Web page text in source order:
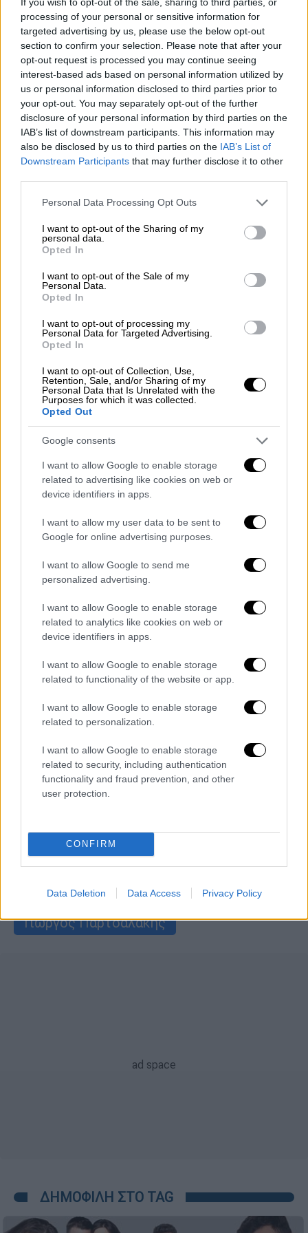
processing of your personal or sensitive information for
targeted advertising by us, please use the below opt-out
section to confirm your selection. Please note that after your
opt-out request is processed you may continue seeing
interest-based ads based on personal information utilized by
us or personal information disclosed to third parties prior to
your opt-out. You may separately opt-out of the further
disclosure of your personal information by third parties on the
IAB’s list of downstream participants. This information may
also be disclosed by us to third parties on the IAB’s List of
Downstream Participants that may further disclose it to other
Please note that this website/app uses one or more Google
not limited to your visit or usage behaviour. You may click to
grant or deny consent to Google and its third-party tags to
use your data for below specified purposes in below Google
consent section.
Personal Data Processing Opt Outs
I want to opt-out of the Sharing of my
personal data.
Opted In
I want to opt-out of the Sale of my
Personal Data.
Opted In
I want to opt-out of processing my
Personal Data for Targeted Advertising.
Opted In
I want to opt-out of Collection, Use,
Retention, Sale, and/or Sharing of my
Personal Data that Is Unrelated with the
Purposes for which it was collected.
Opted Out
Google consents
I want to allow Google to enable storage
related to advertising like cookies on web or
device identifiers in apps.
I want to allow my user data to be sent to
Google for online advertising purposes.
I want to allow Google to send me
personalized advertising.
I want to allow Google to enable storage
related to analytics like cookies on web or
device identifiers in apps.
I want to allow Google to enable storage
related to functionality of the website or app.
I want to allow Google to enable storage
related to personalization.
I want to allow Google to enable storage
related to security, including authentication
functionality and fraud prevention, and other
user protection.
CONFIRM
Data Deletion Data Access Privacy Policy
Αυτή είναι η δεύτερη σειρά του Αντρέα
Γεωργίου στον ΣΚΑΪ - Πρωταγωνιστής ο
«Ορφέας» του «Τατουάζ»
Τηλεόραση|22.07.2019 12:52
«8 λέξεις» - πρώτο επεισόδιο: Ένας
φόνος και ένα ερωτικό τρίγωνο
συνδέουν τους ήρωες
γιατί πάρθηκε η απόφαση να μη συνεχιστεί
το «Τατουάζ» και αποκαλύπτει τη βασική
Τηλεόραση |02.07.2019 12:19
Εβελίνα Παπούλια: Γιατί αρνήθηκε
πασίγνωστο ρόλο που έκανε πάταγο (vid)
Η ηθοποιός του Τατουάζ δεν είχε επιλέξει
δεν της άρεσε καθόλου
περισσότερα άρθρα
ΑΛΛΑ #TAGS
εξελίξεις Τατουάζ
Ανδρέας Γεωργίου
Στέφανος Μιχαήλ
Σ' αγαπώ Μ' αγαπάς
Γιώργος Παρτσαλάκης
ΔΗΜΟΦΙΛΗ ΣΤΟ TAG